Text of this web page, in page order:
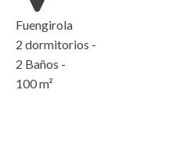
Fuengirola
2 dormitorios -
2 Baños -
100m²